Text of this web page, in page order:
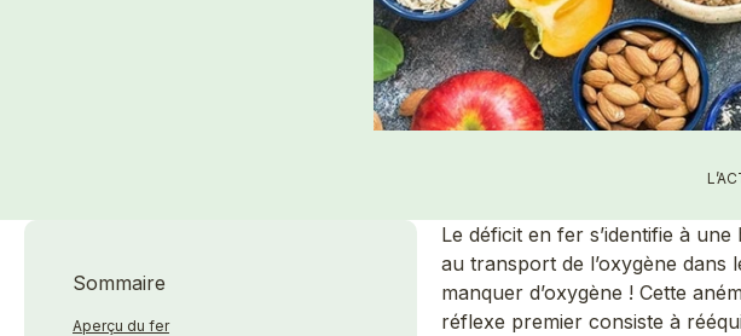
Sommaire
Aperçu du fer
Le déficit en fer s’identifie à
au transport de l’oxygène dans
manquer d’oxygène ! Cette
réflexe premier consiste à